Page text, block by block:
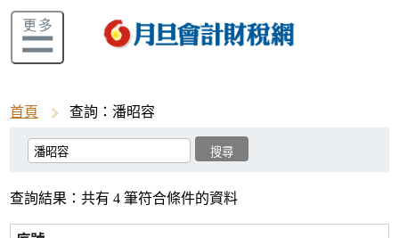
首頁 查詢：潘昭容
查詢結果：共有 4 筆符合條件的資料